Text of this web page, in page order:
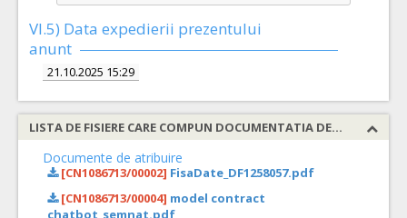
VI.5) Data expedierii prezentului
anunt
21.10.2025 15:29
LISTA DE FISIERE CARE COMPUN DOCUMENTATIA DE ATRIBUIRE
Documente de atribuire
[CN1086713/00002] FisaDate_DF1258057.pdf
[CN1086713/00004] model contract
chatbot_semnat.pdf